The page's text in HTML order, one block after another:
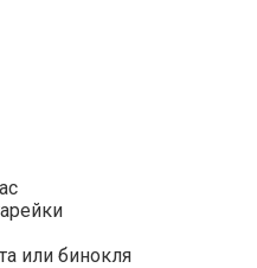
или бинокля